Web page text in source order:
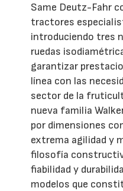
Same Deutz-Fahr
tractores
introduciendo tres
ruedas
garantizar
línea con las
sector de la
nueva familia
por dimensiones
extrema agilidad y
filosofía
fiabilidad y
modelos que